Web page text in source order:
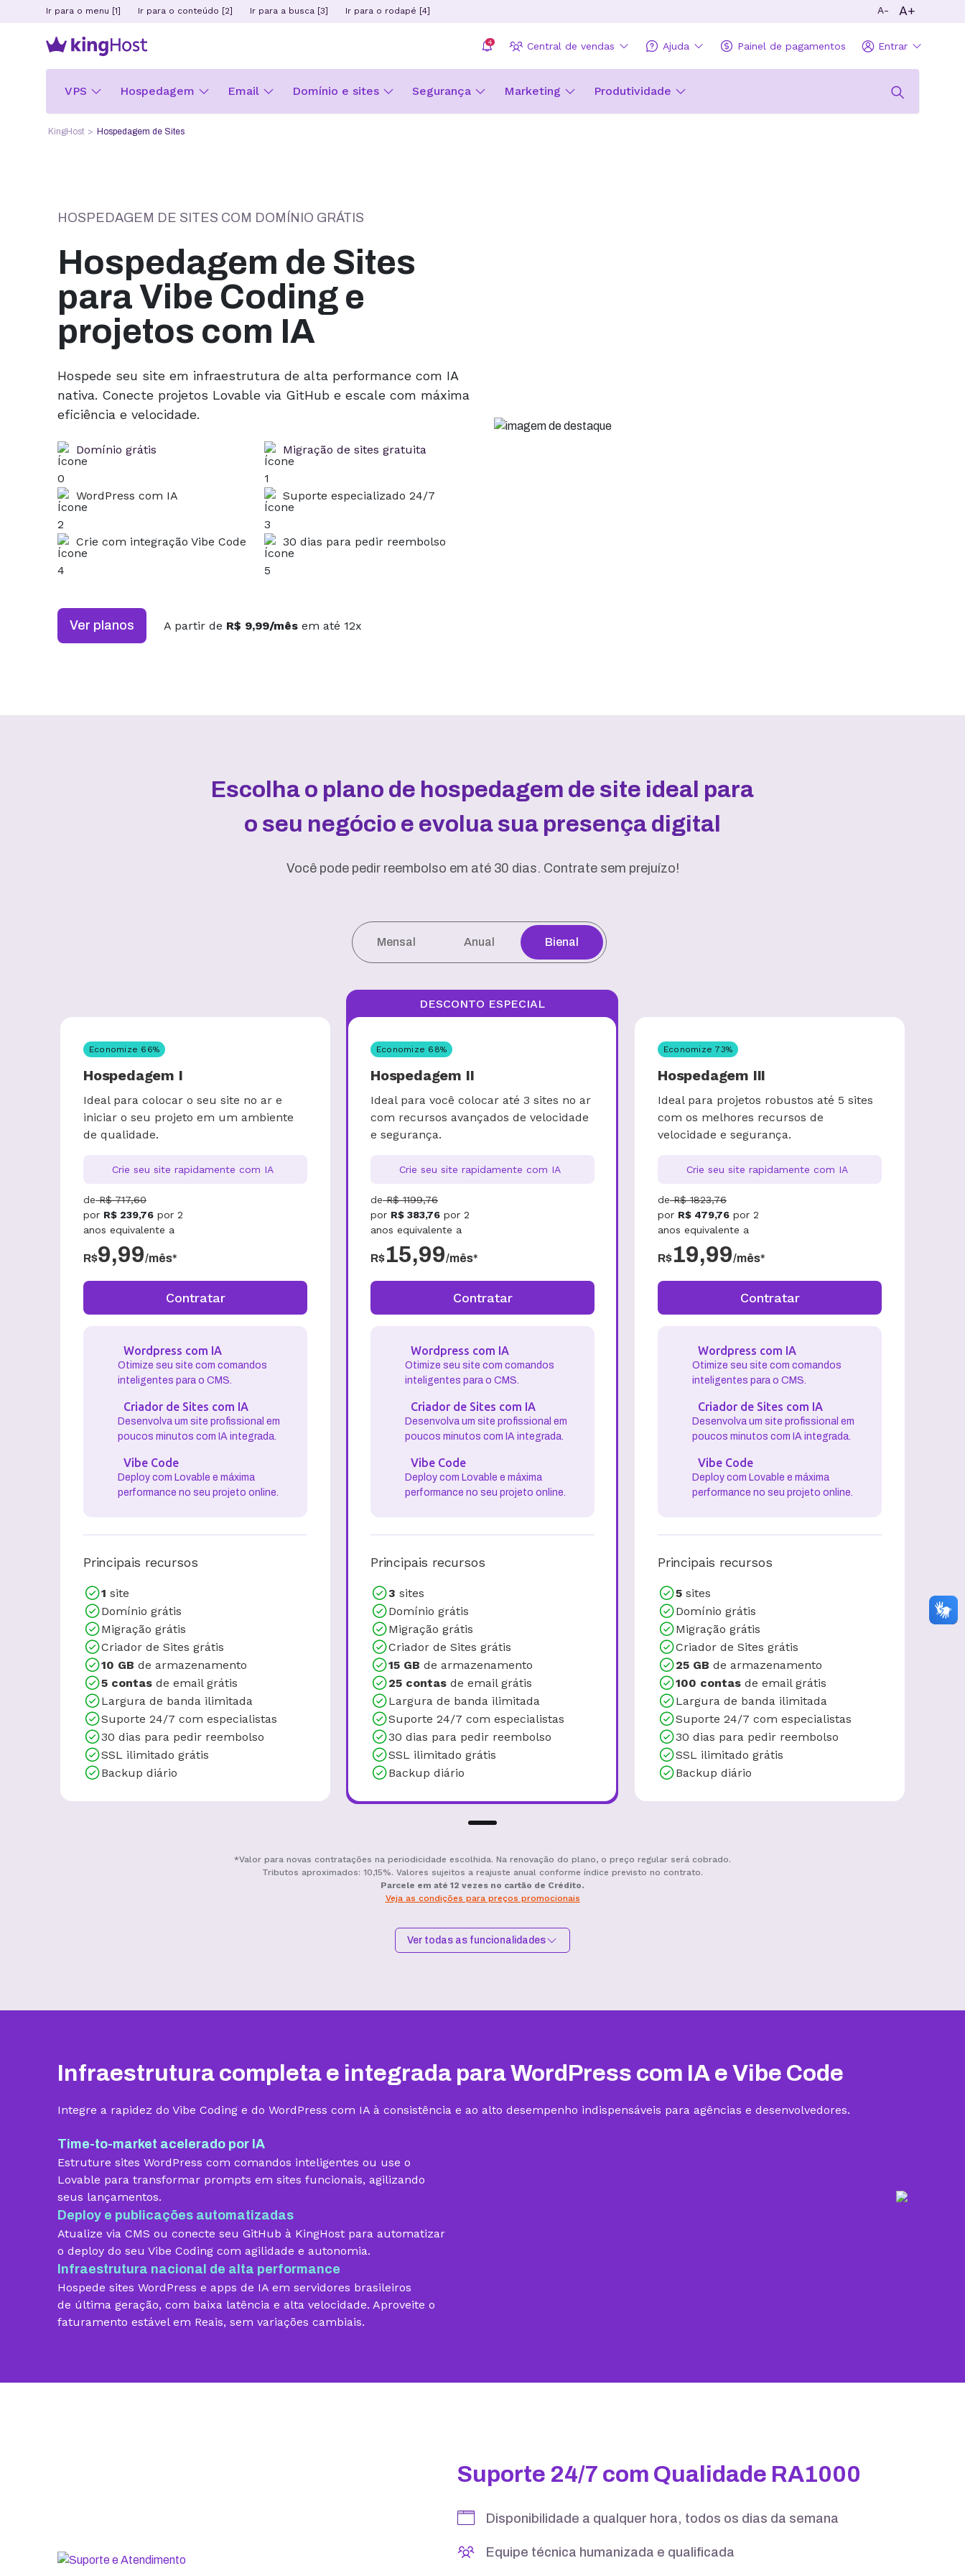
Ir para o menu [1] Ir para o conteúdo [2] Ir para a busca [3] Ir para o rodapé [4] A- A+
4 Central de vendas Ajuda Painel de pagamentos Entrar
VPS Hospedagem Email Domínio e sites Segurança Marketing Produtividade
KingHost Hospedagem de Sites
HOSPEDAGEM DE SITES COM DOMÍNIO GRÁTIS
Hospedagem de Sites
para Vibe Coding e
projetos com IA
Hospede seu site em infraestrutura de alta performance com IA
nativa. Conecte projetos Lovable via GitHub e escale com máxima
eficiência e velocidade.
Domínio grátis Migração de sites gratuita
WordPress com IA Suporte especializado 24/7
Crie com integração Vibe Code 30 dias para pedir reembolso
Ver planos A partir de R$ 9,99/mês em até 12x
Escolha o plano de hospedagem de site ideal para
o seu negócio e evolua sua presença digital
Você pode pedir reembolso em até 30 dias. Contrate sem prejuízo!
Mensal Anual Bienal
Economize 66%
Hospedagem I
Ideal para colocar o seu site no ar e
iniciar o seu projeto em um ambiente
de qualidade.
Crie seu site rapidamente com IA
de R$ 717,60
por R$ 239,76 por 2
anos equivalente a
R$9,99/mês*
Contratar
Wordpress com IA
Otimize seu site com comandos
inteligentes para o CMS.
Criador de Sites com IA
Desenvolva um site profissional em
poucos minutos com IA integrada.
Vibe Code
Deploy com Lovable e máxima
performance no seu projeto online.
Principais recursos
1 site
Domínio grátis
Migração grátis
Criador de Sites grátis
10 GB de armazenamento
5 contas de email grátis
Largura de banda ilimitada
Suporte 24/7 com especialistas
30 dias para pedir reembolso
SSL ilimitado grátis
Backup diário
Economize 68%
DESCONTO ESPECIAL
Hospedagem II
Ideal para você colocar até 3 sites no ar
com recursos avançados de velocidade
e segurança.
Crie seu site rapidamente com IA
de R$ 1199,76
por R$ 383,76 por 2
anos equivalente a
R$15,99/mês*
Contratar
Wordpress com IA
Otimize seu site com comandos
inteligentes para o CMS.
Criador de Sites com IA
Desenvolva um site profissional em
poucos minutos com IA integrada.
Vibe Code
Deploy com Lovable e máxima
performance no seu projeto online.
Principais recursos
3 sites
Domínio grátis
Migração grátis
Criador de Sites grátis
15 GB de armazenamento
25 contas de email grátis
Largura de banda ilimitada
Suporte 24/7 com especialistas
30 dias para pedir reembolso
SSL ilimitado grátis
Backup diário
Economize73%
Hospedagem III
Ideal para projetos robustos até 5 sites
com os melhores recursos de
velocidade e segurança.
Crie seu site rapidamente com IA
de R$ 1823,76
por R$ 479,76 por 2
anos equivalente a
R$19,99/mês*
Contratar
Wordpress com IA
Otimize seu site com comandos
inteligentes para o CMS.
Criador de Sites com IA
Desenvolva um site profissional em
poucos minutos com IA integrada.
Vibe Code
Deploy com Lovable e máxima
performance no seu projeto online.
Principais recursos
5 sites
Domínio grátis
Migração grátis
Criador de Sites grátis
25 GB de armazenamento
100 contas de email grátis
Largura de banda ilimitada
Suporte 24/7 com especialistas
30 dias para pedir reembolso
SSL ilimitado grátis
Backup diário
*Valor para novas contratações na periodicidade escolhida. Na renovação do plano, o preço regular será cobrado.
Tributos aproximados: 10,15%. Valores sujeitos a reajuste anual conforme índice previsto no contrato.
Parcele em até 12 vezes no cartão de Crédito.
Veja as condições para preços promocionais
Ver todas as funcionalidades
Armazenamento
Hospedagem gerenciada para
WordPress
Domínio grátis
Migração grátis
Vibe Coding
Criador de Sites grátis
Segurança
Infraestrutura completa e integrada para WordPress com IA e Vibe Code
Integre a rapidez do Vibe Coding e do WordPress com IA à consistência e ao alto desempenho indispensáveis para agências e desenvolvedores.
Time-to-market acelerado por IA
Estruture sites WordPress com comandos inteligentes ou use o
Lovable para transformar prompts em sites funcionais, agilizando
seus lançamentos.
Deploy e publicações automatizadas
Atualize via CMS ou conecte seu GitHub à KingHost para automatizar
o deploy do seu Vibe Coding com agilidade e autonomia.
Infraestrutura nacional de alta performance
Hospede sites WordPress e apps de IA em servidores brasileiros
de última geração, com baixa latência e alta velocidade. Aproveite o
faturamento estável em Reais, sem variações cambiais.
Suporte 24/7 com Qualidade RA1000
Disponibilidade a qualquer hora, todos os dias da semana
Equipe técnica humanizada e qualificada